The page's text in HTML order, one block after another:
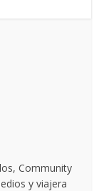
Community
y viajera